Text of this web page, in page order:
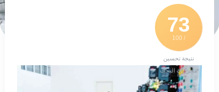
73
/ 100
نتيجة تحسين
محركات البحث